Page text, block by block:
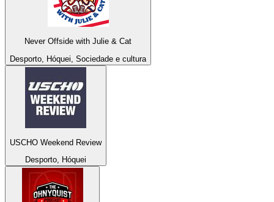
Never Offside with Julie & Cat
Desporto, Hóquei, Sociedade e cultura
USCHO Weekend Review
Desporto, Hóquei